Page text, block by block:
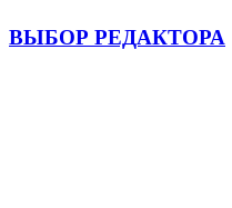
ВЫБОР РЕДАКТОРА